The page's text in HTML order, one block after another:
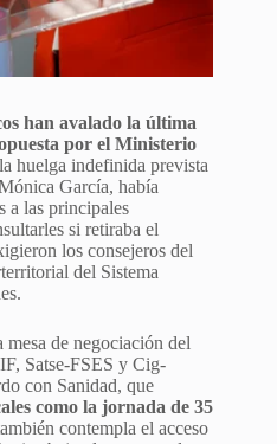
han avalado la última
por el Ministerio
huelga indefinida prevista
García, había
a las principales
si retiraba el
los consejeros del
del Sistema
mesa de negociación del
Satse-FSES y Cig-
con Sanidad, que
como la jornada de 35
contempla el acceso